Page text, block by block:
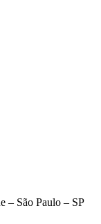
– São Paulo – SP